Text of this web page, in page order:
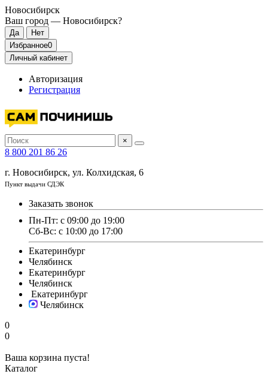
Новосибирск
Ваш город — Новосибирск?
Избранное0
Личный кабинет
Авторизация
Регистрация
×
8 800 201 86 26
г. Новосибирск, ул. Колхидская, 6
Пункт выдачи СДЭК
Заказать звонок
Пн-Пт: с 09:00 до 19:00
Сб-Вс: с 10:00 до 17:00
Екатеринбург
Челябинск
Екатеринбург
Челябинск
Екатеринбург
Челябинск
0
0
Ваша корзина пуста!
Каталог